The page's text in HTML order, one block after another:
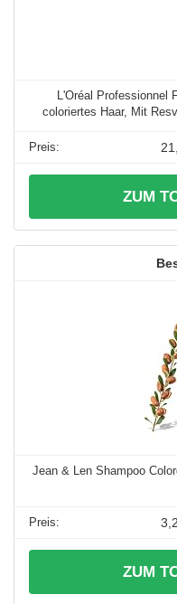
L'Oréal Professionnel
coloriertes Haar, Mit
ZUM
Jean & Len Shampoo
ZUM